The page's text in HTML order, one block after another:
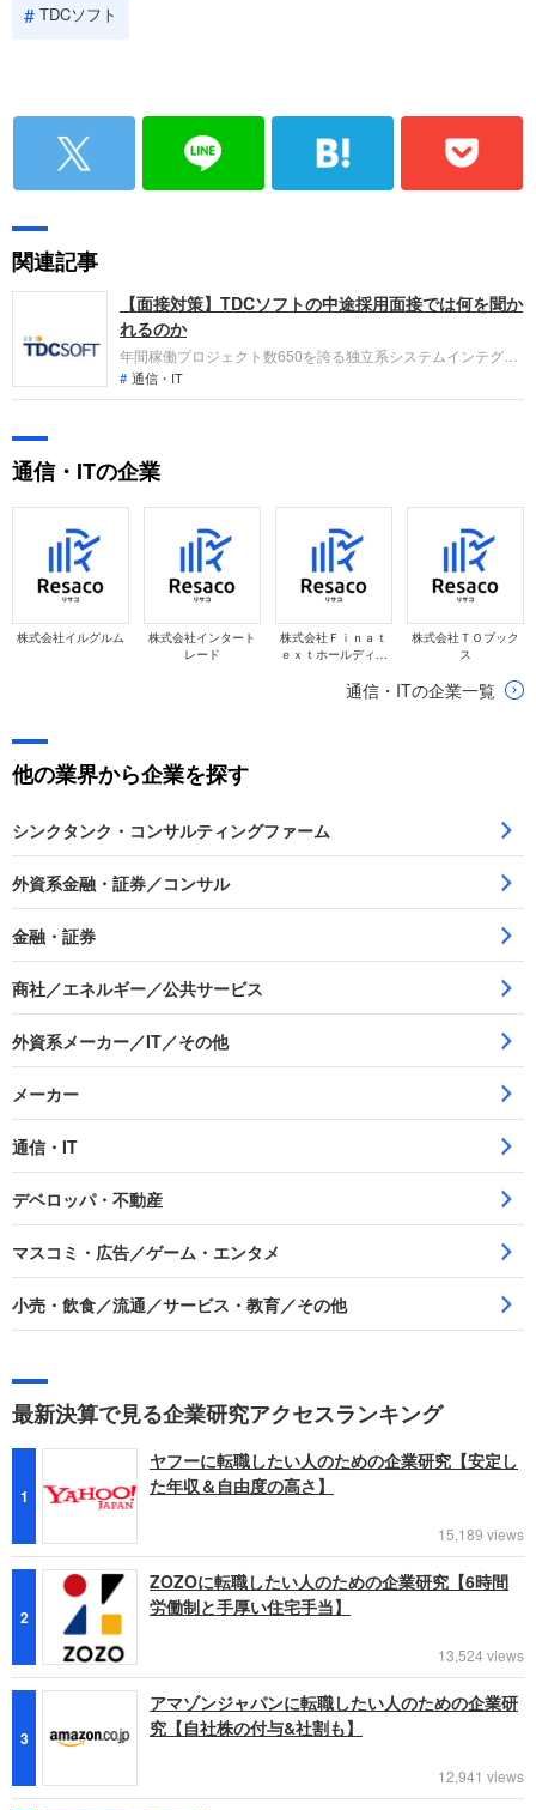
TDCソフト
関連記事
【面接対策】TDCソフトの中途採用面接では何を聞か
れるのか
年間稼働プロジェクト数650を誇る独立系システムインテグレ
ータ、TDCソフトへの転職。採用面接は新卒の場合と違い、仕
事への取り組み方やこれまでの成果を具体的に問われる他、キ
で事前にしっかり対策をすすめましょう。
通信・IT
通信・ITの企業
株式会社イルグルム
株式会社インタート
レード
株式会社Ｆｉｎａｔ
ｅｘｔホールディン
株式会社ＴＯブック
ス
通信・ITの企業一覧
他の業界から企業を探す
シンクタンク・コンサルティングファーム
外資系金融・証券／コンサル
金融・証券
商社／エネルギー／公共サービス
外資系メーカー／IT／その他
メーカー
通信・IT
デベロッパ・不動産
マスコミ・広告／ゲーム・エンタメ
小売・飲食／流通／サービス・教育／その他
最新決算で見る企業研究アクセスランキング
1
ヤフーに転職したい人のための企業研究【安定し
た年収＆自由度の高さ】
15,189 views
2
ZOZOに転職したい人のための企業研究【6時間
労働制と手厚い住宅手当】
13,524 views
3
アマゾンジャパンに転職したい人のための企業研
究【自社株の付与&社割も】
12,941 views